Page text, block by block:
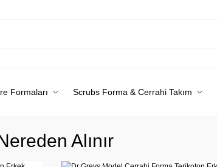
Formaları Scrubs Forma & Cerrahi Takım
Alınır